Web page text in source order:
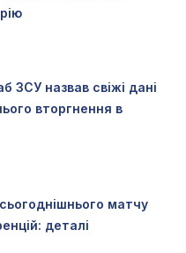
ЗСУ назвав свіжі дані
вторгнення в
матчу
деталі